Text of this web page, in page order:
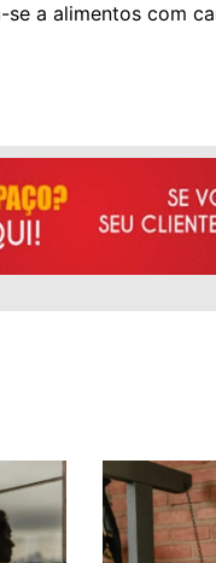
a alimentos com